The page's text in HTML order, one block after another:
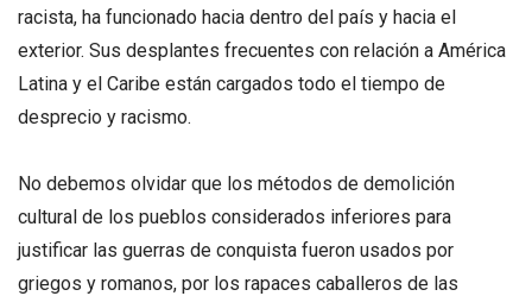
racista, ha funcionado hacia dentro del país y hacia el
exterior. Sus desplantes frecuentes con relación a América
Latina y el Caribe están cargados todo el tiempo de
desprecio y racismo.
No debemos olvidar que los métodos de demolición
cultural de los pueblos considerados inferiores para
justificar las guerras de conquista fueron usados por
griegos y romanos, por los rapaces caballeros de las